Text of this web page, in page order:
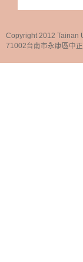
Copyright 2012 Tainan
71002台南市永康區中